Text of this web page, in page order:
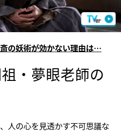
斎の妖術が効かない理由は…
・夢眼老師の
人の心を見透かす不可思議な